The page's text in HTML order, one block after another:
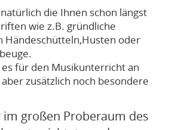
die Ihnen schon längst
wie z.B. gründliche
Händeschütteln,Husten oder
für den Musikunterricht an
zusätzlich noch besondere
großen Proberaum des